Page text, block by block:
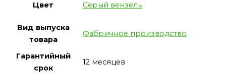
Цвет Серый вензель
Вид выпуска
товара
Фабричное производство
Гарантийный
срок
12 месяцев